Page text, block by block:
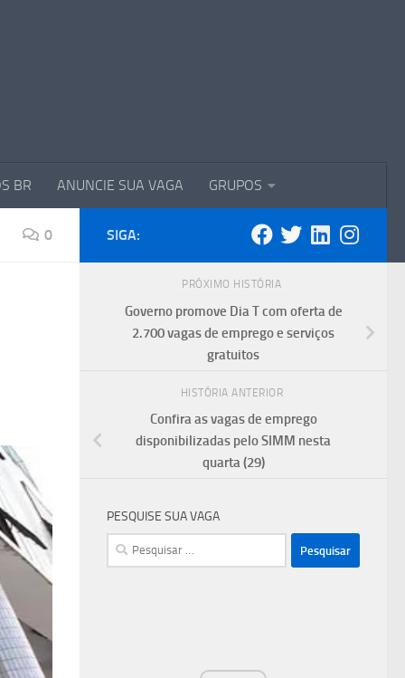
BR ANUNCIE SUA VAGA GRUPOS
0 SIGA:
PRÓXIMO HISTÓRIA
Governo promove Dia T com oferta de
2.700 vagas de emprego e serviços
gratuitos
HISTÓRIA ANTERIOR
Confira as vagas de emprego
disponibilizadas pelo SIMM nesta
quarta (29)
PESQUISE SUA VAGA
Pesquisar
por: